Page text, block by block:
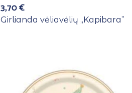
3,70€
Girlianda vėliavėlių ,,Kapibara”